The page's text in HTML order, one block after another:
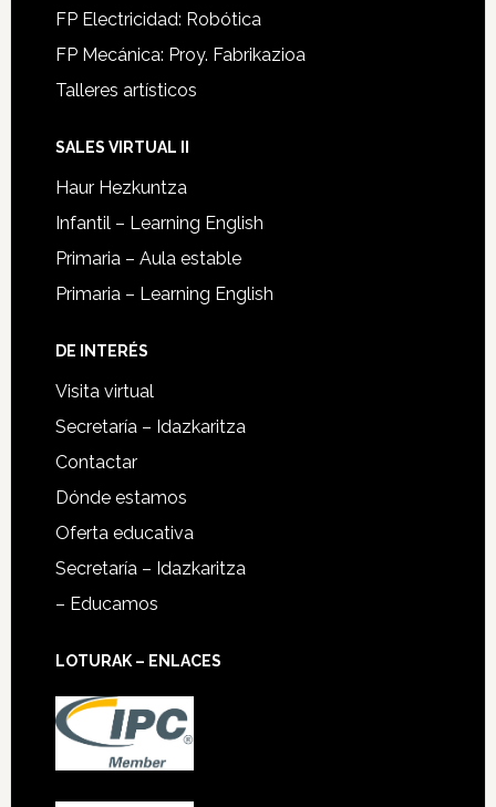
FP Electricidad: Robótica
FP Mecánica: Proy. Fabrikazioa
Talleres artísticos
SALES VIRTUAL II
Haur Hezkuntza
Infantil – Learning English
Primaria – Aula estable
Primaria – Learning English
DE INTERÉS
Visita virtual
Secretaría – Idazkaritza
Contactar
Dónde estamos
Oferta educativa
Secretaría – Idazkaritza
– Educamos
LOTURAK – ENLACES